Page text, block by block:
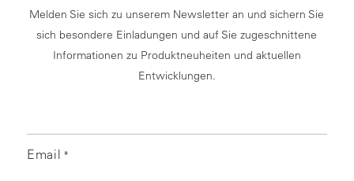
Melden Sie sich zu unserem Newsletter an und sichern Sie
sich besondere Einladungen und auf Sie zugeschnittene
Informationen zu Produktneuheiten und aktuellen
Entwicklungen.
Email *